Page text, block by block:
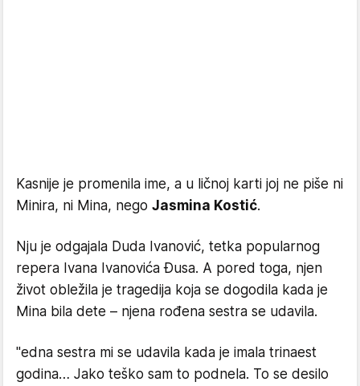
Kasnije je promenila ime, a u ličnoj karti joj ne piše ni
Minira, ni Mina, nego Jasmina Kostić.
Nju je odgajala Duda Ivanović, tetka popularnog
repera Ivana Ivanovića Đusa. A pored toga, njen
život obležila je tragedija koja se dogodila kada je
Mina bila dete – njena rođena sestra se udavila.
"edna sestra mi se udavila kada je imala trinaest
godina… Jako teško sam to podnela. To se desilo